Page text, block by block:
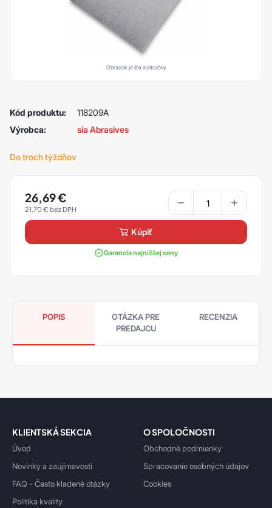
Obrázok je iba ilustračný
Kód produktu:
118209A
Výrobca:
sia Abrasives
Do troch týždňov
26,69€
21,70€
kúpiť
Garancia najnižšej ceny
POPIS
OTÁZKA PRE
PREDAJCU
RECENZIA
KLIENTSKÁ SEKCIA
Úvod
Novinky a zaujímavosti
FAQ - Často kladené otázky
Politika kvality
O SPOLOČNOSTI
Obchodné podmienky
Spracovanie osobných údajov
Cookies